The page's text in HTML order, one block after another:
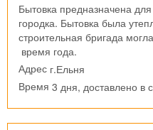
Бытовка предназначена
городка. Бытовка была
строительная бригада
время года.
Адрес г.Ельня
Время 3 дня, доставлено в